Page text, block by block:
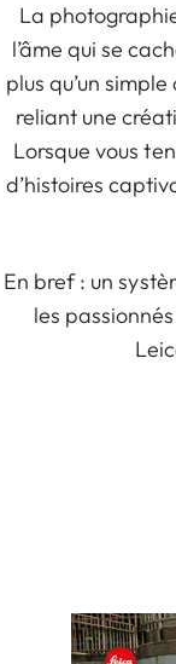
La
l’âme qui se
plus qu’un
reliant une
Lorsque vous
d’histoires
En bref : un
les